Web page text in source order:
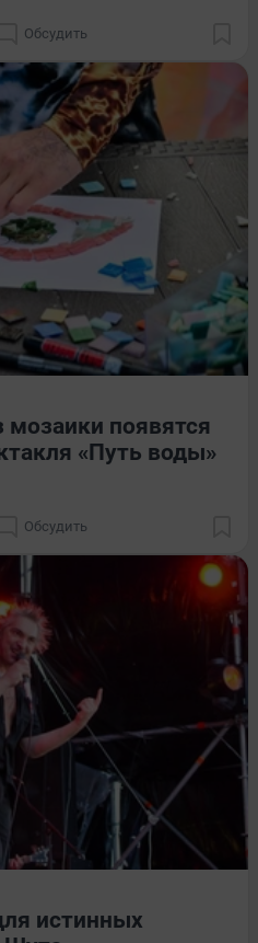
Обсудить
мозаики появятся
«Путь воды»
Обсудить
истинных